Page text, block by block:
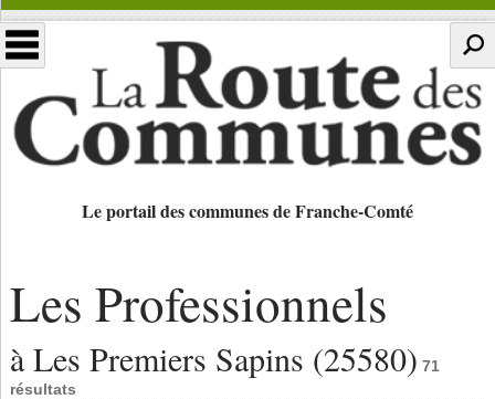
Le portail des communes de Franche-Comté
Les Professionnels
à Les Premiers Sapins (25580) 71
résultats